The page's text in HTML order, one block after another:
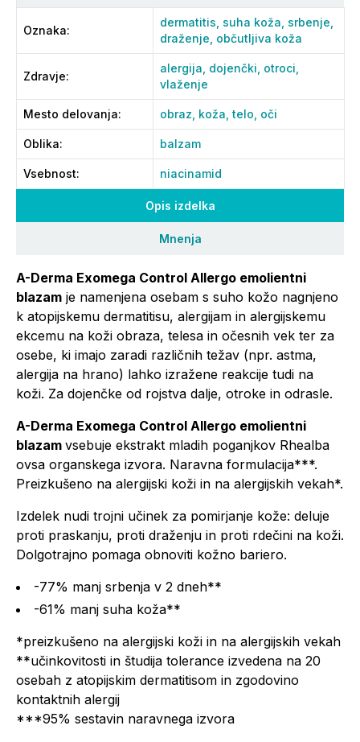
Opis izdelka
Mnenja
A-Derma Exomega Control Allergo emolientni
blazam je namenjena osebam s suho kožo nagnjeno
k atopijskemu dermatitisu, alergijam in alergijskemu
ekcemu na koži obraza, telesa in očesnih vek ter za
osebe, ki imajo zaradi različnih težav (npr. astma,
alergija na hrano) lahko izražene reakcije tudi na
koži. Za dojenčke od rojstva dalje, otroke in odrasle.
A-Derma Exomega Control Allergo emolientni
blazam vsebuje ekstrakt mladih poganjkov Rhealba
ovsa organskega izvora. Naravna formulacija***.
Preizkušeno na alergijski koži in na alergijskih vekah*.
Izdelek nudi trojni učinek za pomirjanje kože: deluje
proti praskanju, proti draženju in proti rdečini na koži.
Dolgotrajno pomaga obnoviti kožno bariero.
-77% manj srbenja v 2 dneh**
-61% manj suha koža**
*preizkušeno na alergijski koži in na alergijskih vekah
**učinkovitosti in študija tolerance izvedena na 20
osebah z atopijskim dermatitisom in zgodovino
kontaktnih alergij
***95% sestavin naravnega izvora
Oznaka:
dermatitis, suha koža, srbenje,
draženje, občutljiva koža
Zdravje:
alergija, dojenčki, otroci,
vlaženje
Mesto delovanja: obraz, koža,telo, oči
Oblika: balzam
Vsebnost: niacinamid